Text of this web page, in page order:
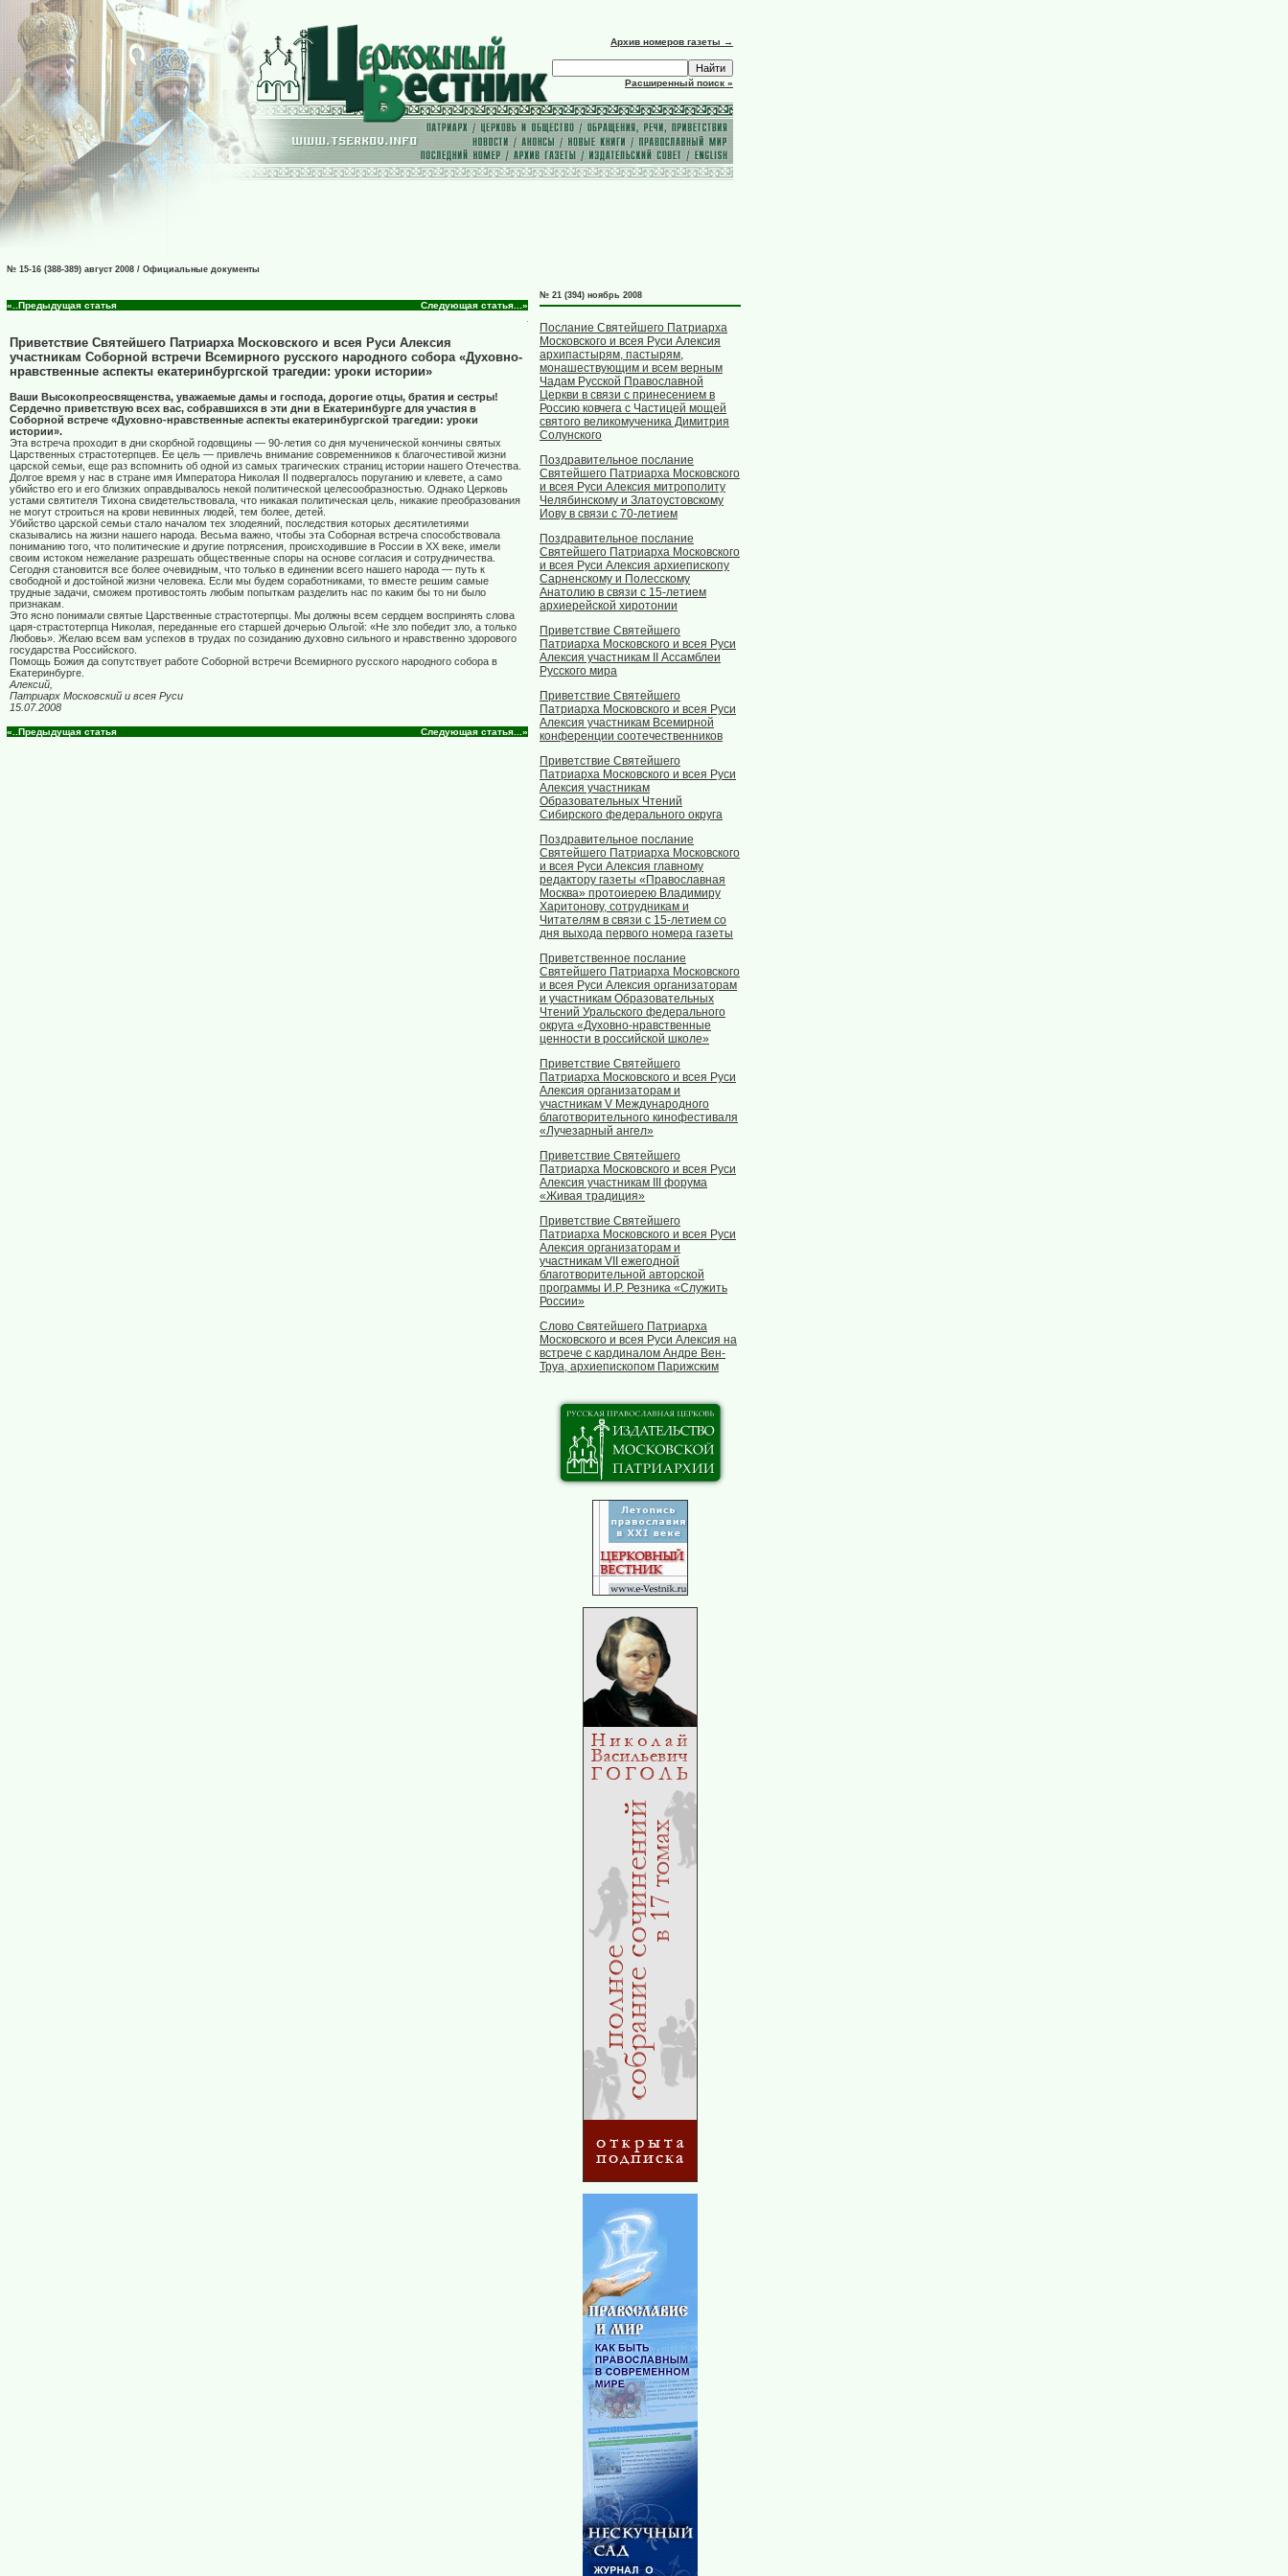
Архив номеров газеты →
Расширенный поиск »
№ 15-16 (388-389) август 2008 / Официальные документы
«..Предыдущая статья Следующая статья...»
Приветствие Святейшего Патриарха Московского и всея Руси Алексия
участникам Соборной встречи Всемирного русского народного собора «Духовно-
нравственные аспекты екатеринбургской трагедии: уроки истории»
Ваши Высокопреосвященства, уважаемые дамы и господа, дорогие отцы, братия и сестры!
Сердечно приветствую всех вас, собравшихся в эти дни в Екатеринбурге для участия в
Соборной встрече «Духовно-нравственные аспекты екатеринбургской трагедии: уроки
истории».
Эта встреча проходит в дни скорбной годовщины — 90-летия со дня мученической кончины святых
Царственных страстотерпцев. Ее цель — привлечь внимание современников к благочестивой жизни
царской семьи, еще раз вспомнить об одной из самых трагических страниц истории нашего Отечества.
Долгое время у нас в стране имя Императора Николая II подвергалось поруганию и клевете, а само
убийство его и его близких оправдывалось некой политической целесообразностью. Однако Церковь
устами святителя Тихона свидетельствовала, что никакая политическая цель, никакие преобразования
не могут строиться на крови невинных людей, тем более, детей.
Убийство царской семьи стало началом тех злодеяний, последствия которых десятилетиями
сказывались на жизни нашего народа. Весьма важно, чтобы эта Соборная встреча способствовала
пониманию того, что политические и другие потрясения, происходившие в России в XX веке, имели
своим истоком нежелание разрешать общественные споры на основе согласия и сотрудничества.
Сегодня становится все более очевидным, что только в единении всего нашего народа — путь к
свободной и достойной жизни человека. Если мы будем соработниками, то вместе решим самые
трудные задачи, сможем противостоять любым попыткам разделить нас по каким бы то ни было
признакам.
Это ясно понимали святые Царственные страстотерпцы. Мы должны всем сердцем воспринять слова
царя-страстотерпца Николая, переданные его старшей дочерью Ольгой: «Не зло победит зло, а только
Любовь». Желаю всем вам успехов в трудах по созиданию духовно сильного и нравственно здорового
государства Российского.
Помощь Божия да сопутствует работе Соборной встречи Всемирного русского народного собора в
Екатеринбурге.
Алексий,
Патриарх Московский и всея Руси
15.07.2008
«..Предыдущая статья Следующая статья...»
№ 21 (394) ноябрь 2008
Послание Святейшего Патриарха
Московского и всея Руси Алексия
архипастырям, пастырям,
монашествующим и всем верным
Чадам Русской Православной
Церкви в связи с принесением в
Россию ковчега с Частицей мощей
святого великомученика Димитрия
Солунского
Поздравительное послание
Святейшего Патриарха Московского
и всея Руси Алексия митрополиту
Челябинскому и Златоустовскому
Иову в связи с 70-летием
Поздравительное послание
Святейшего Патриарха Московского
и всея Руси Алексия архиепископу
Сарненскому и Полесскому
Анатолию в связи с 15-летием
архиерейской хиротонии
Приветствие Святейшего
Патриарха Московского и всея Руси
Алексия участникам II Ассамблеи
Русского мира
Приветствие Святейшего
Патриарха Московского и всея Руси
Алексия участникам Всемирной
конференции соотечественников
Приветствие Святейшего
Патриарха Московского и всея Руси
Алексия участникам
Образовательных Чтений
Сибирского федерального округа
Поздравительное послание
Святейшего Патриарха Московского
и всея Руси Алексия главному
редактору газеты «Православная
Москва» протоиерею Владимиру
Харитонову, сотрудникам и
Читателям в связи с 15-летием со
дня выхода первого номера газеты
Приветственное послание
Святейшего Патриарха Московского
и всея Руси Алексия организаторам
и участникам Образовательных
Чтений Уральского федерального
округа «Духовно-нравственные
ценности в российской школе»
Приветствие Святейшего
Патриарха Московского и всея Руси
Алексия организаторам и
участникам V Международного
благотворительного кинофестиваля
«Лучезарный ангел»
Приветствие Святейшего
Патриарха Московского и всея Руси
Алексия участникам III форума
«Живая традиция»
Приветствие Святейшего
Патриарха Московского и всея Руси
Алексия организаторам и
участникам VII ежегодной
благотворительной авторской
программы И.Р. Резника «Служить
России»
Слово Святейшего Патриарха
Московского и всея Руси Алексия на
встрече с кардиналом Андре Вен-
Труа, архиепископом Парижским